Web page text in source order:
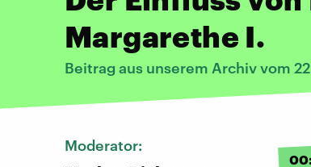
Margarethe I.
Beitrag aus unserem Archiv vom
Moderator:
00